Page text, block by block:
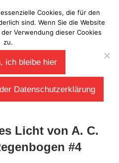
Laberladen
Licht von A. C.
#4
Cookies, die für den
sind. Wenn Sie die Website
Verwendung dieser Cookies
zu.
ich bleibe hier
Datenschutzerklärung